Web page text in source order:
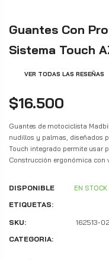
Guantes Con
Sistema Touch
VER TODAS LAS RESEÑAS
$16.500
Guantes de motociclista
nudillos y palmas, diseñados
Touch integrado permite usar
Construcción ergonómica con
DISPONIBLE EN STOCK
ETIQUETAS:
SKU:
162513-02
CATEGORIA: